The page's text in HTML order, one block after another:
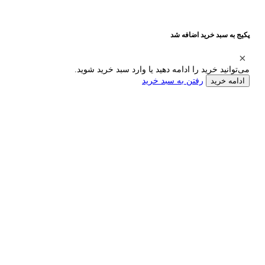
پکیج به سبد خرید اضافه شد
می‌توانید خرید را ادامه دهید یا وارد سبد خرید شوید.
ادامه خرید رفتن به سبد خرید